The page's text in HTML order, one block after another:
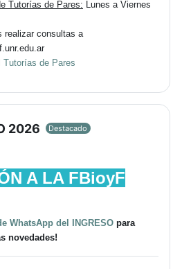
Tutorías de Pares: Lunes a Viernes
realizar consultas a
de Pares
2026 Destacado
A LA FBioyF
WhatsApp del INGRESO para
novedades!